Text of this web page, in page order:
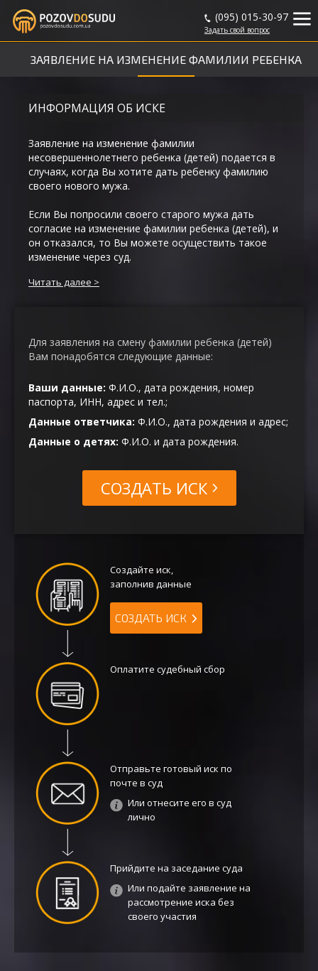
(095) 015-30-97
Задать свой вопрос
ЗАЯВЛЕНИЕ НА ИЗМЕНЕНИЕ ФАМИЛИИ РЕБЕНКА
ИНФОРМАЦИЯ ОБ ИСКЕ
Заявление на изменение фамилии
несовершеннолетнего ребенка (детей) подается в
случаях, когда Вы хотите дать ребенку фамилию
своего нового мужа.
Если Вы попросили своего старого мужа дать
согласие на изменение фамилии ребенка (детей), и
он отказался, то Вы можете осуществить такое
изменение через суд.
Читать далее
Для заявления на смену фамилии ребенка (детей)
Вам понадобятся следующие данные:
Ваши данные: Ф.И.О., дата рождения, номер
паспорта, ИНН, адрес и тел.;
Данные ответчика: Ф.И.О., дата рождения и адрес;
Данные о детях: Ф.И.О. и дата рождения.
СОЗДАТЬ ИСК
Создайте иск,
заполнив данные
СОЗДАТЬ ИСК
Оплатите судебный сбор
Отправьте готовый иск по
почте в суд
Или отнесите его в суд
лично
Прийдите на заседание суда
Или подайте заявление на
рассмотрение иска без
своего участия